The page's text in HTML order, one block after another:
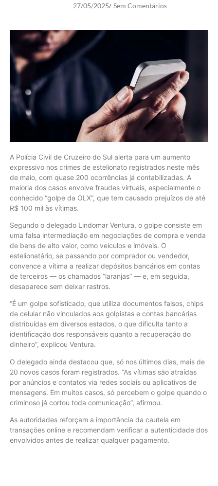
27/05/2025/ Sem Comentários
A Polícia Civil de Cruzeiro do Sul alerta para um aumento
expressivo nos crimes de estelionato registrados neste mês
de maio, com quase 200 ocorrências já contabilizadas. A
maioria dos casos envolve fraudes virtuais, especialmente o
conhecido “golpe da OLX”, que tem causado prejuízos de até
R$ 100 mil às vítimas.
Segundo o delegado Lindomar Ventura, o golpe consiste em
uma falsa intermediação em negociações de compra e venda
de bens de alto valor, como veículos e imóveis. O
estelionatário, se passando por comprador ou vendedor,
convence a vítima a realizar depósitos bancários em contas
de terceiros — os chamados “laranjas” — e, em seguida,
desaparece sem deixar rastros.
“É um golpe sofisticado, que utiliza documentos falsos, chips
de celular não vinculados aos golpistas e contas bancárias
distribuídas em diversos estados, o que dificulta tanto a
identificação dos responsáveis quanto a recuperação do
dinheiro”, explicou Ventura.
O delegado ainda destacou que, só nos últimos dias, mais de
20 novos casos foram registrados. “As vítimas são atraídas
por anúncios e contatos via redes sociais ou aplicativos de
mensagens. Em muitos casos, só percebem o golpe quando o
criminoso já cortou toda comunicação”, afirmou.
As autoridades reforçam a importância da cautela em
transações online e recomendam verificar a autenticidade dos
envolvidos antes de realizar qualquer pagamento.